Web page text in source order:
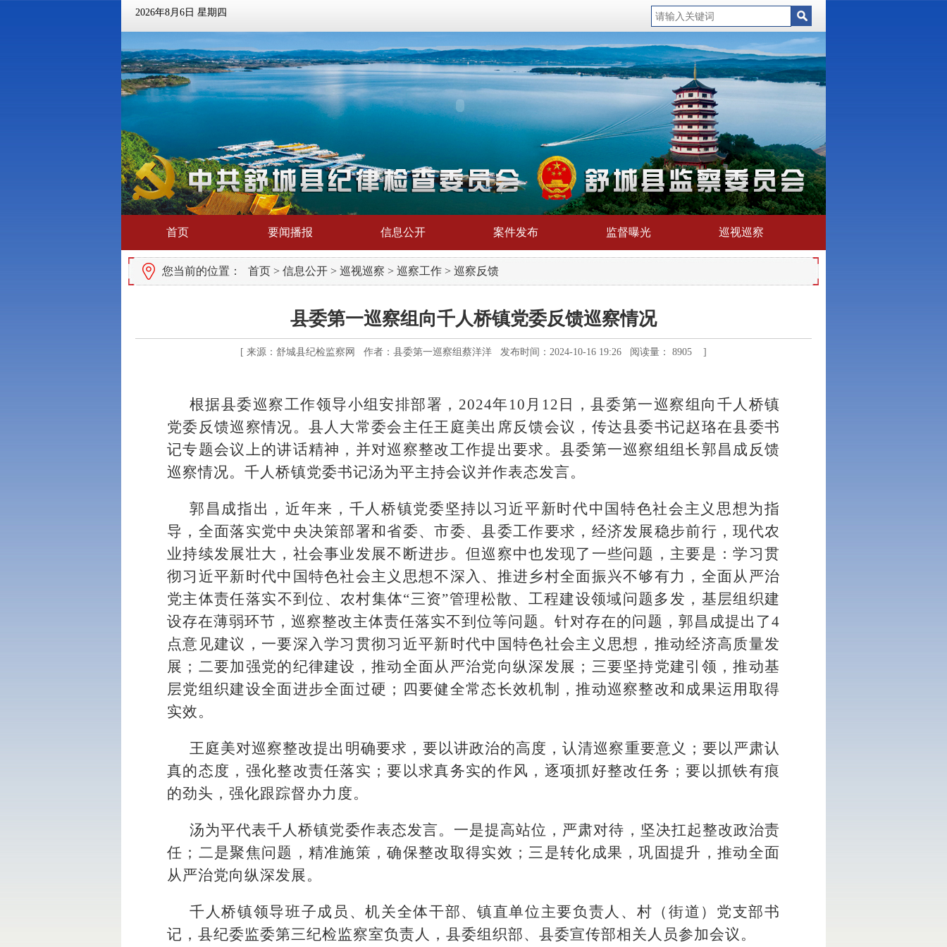
2026年8月6日 星期四
首页 要闻播报 信息公开 案件发布 监督曝光 巡视巡察
您当前的位置： 首页 > 信息公开 > 巡视巡察 > 巡察工作 > 巡察反馈
县委第一巡察组向千人桥镇党委反馈巡察情况
[ 来源：舒城县纪检监察网 作者：县委第一巡察组蔡洋洋 发布时间：2024-10-16 19:26 阅读量： 8905 ]
根据县委巡察工作领导小组安排部署，2024年10月12日，县委第一巡察组向千人桥镇
党委反馈巡察情况。县人大常委会主任王庭美出席反馈会议，传达县委书记赵珞在县委书
记专题会议上的讲话精神，并对巡察整改工作提出要求。县委第一巡察组组长郭昌成反馈
巡察情况。千人桥镇党委书记汤为平主持会议并作表态发言。
郭昌成指出，近年来，千人桥镇党委坚持以习近平新时代中国特色社会主义思想为指
导，全面落实党中央决策部署和省委、市委、县委工作要求，经济发展稳步前行，现代农
业持续发展壮大，社会事业发展不断进步。但巡察中也发现了一些问题，主要是：学习贯
彻习近平新时代中国特色社会主义思想不深入、推进乡村全面振兴不够有力，全面从严治
党主体责任落实不到位、农村集体“三资”管理松散、工程建设领域问题多发，基层组织建
设存在薄弱环节，巡察整改主体责任落实不到位等问题。针对存在的问题，郭昌成提出了4
点意见建议，一要深入学习贯彻习近平新时代中国特色社会主义思想，推动经济高质量发
展；二要加强党的纪律建设，推动全面从严治党向纵深发展；三要坚持党建引领，推动基
层党组织建设全面进步全面过硬；四要健全常态长效机制，推动巡察整改和成果运用取得
实效。
王庭美对巡察整改提出明确要求，要以讲政治的高度，认清巡察重要意义；要以严肃认
真的态度，强化整改责任落实；要以求真务实的作风，逐项抓好整改任务；要以抓铁有痕
的劲头，强化跟踪督办力度。
汤为平代表千人桥镇党委作表态发言。一是提高站位，严肃对待，坚决扛起整改政治责
任；二是聚焦问题，精准施策，确保整改取得实效；三是转化成果，巩固提升，推动全面
从严治党向纵深发展。
千人桥镇领导班子成员、机关全体干部、镇直单位主要负责人、村（街道）党支部书
记，县纪委监委第三纪检监察室负责人，县委组织部、县委宣传部相关人员参加会议。